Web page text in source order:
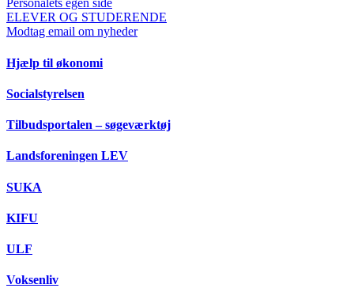
Personalets egen side
ELEVER OG STUDERENDE
Modtag email om nyheder
Hjælp til økonomi
Socialstyrelsen
Tilbudsportalen – søgeværktøj
Landsforeningen LEV
SUKA
KIFU
ULF
Voksenliv